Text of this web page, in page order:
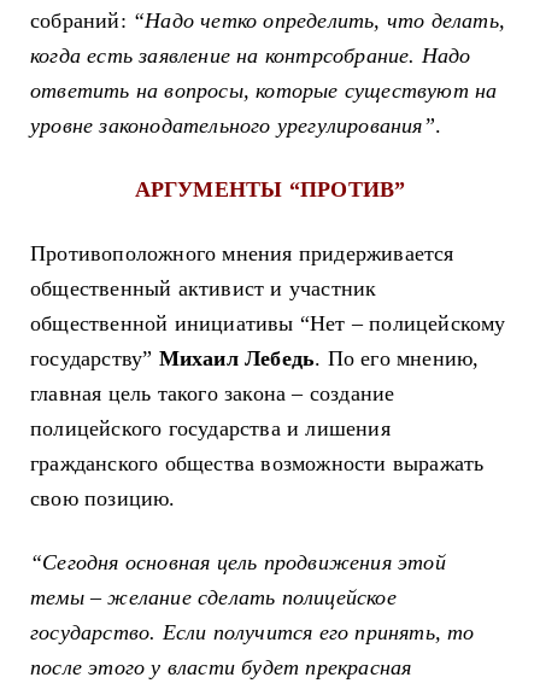
собраний: “Надо четко определить, что делать,
когда есть заявление на контрсобрание. Надо
ответить на вопросы, которые существуют на
уровне законодательного урегулирования”.
АРГУМЕНТЫ “ПРОТИВ”
Противоположного мнения придерживается
общественный активист и участник
общественной инициативы “Нет – полицейскому
государству” Михаил Лебедь. По его мнению,
главная цель такого закона – создание
полицейского государства и лишения
гражданского общества возможности выражать
свою позицию.
“Сегодня основная цель продвижения этой
темы – желание сделать полицейское
государство. Если получится его принять, то
после этого у власти будет прекрасная